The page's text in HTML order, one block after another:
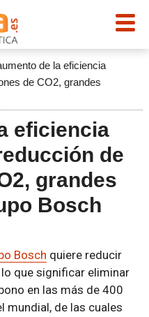
de la eficiencia
de CO2, grandes
eficiencia
de
grandes
Bosch
Bosch quiere reducir
que significar eliminar
en las más de 400
mundial, de las cuales